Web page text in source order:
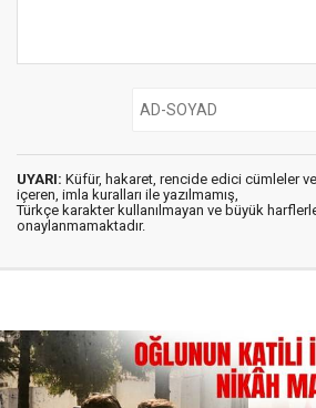
UYARI: Küfür, hakaret, rencide edici cümleler
içeren, imla kuralları ile yazılmamış,
Türkçe karakter kullanılmayan ve büyük
onaylanmamaktadır.